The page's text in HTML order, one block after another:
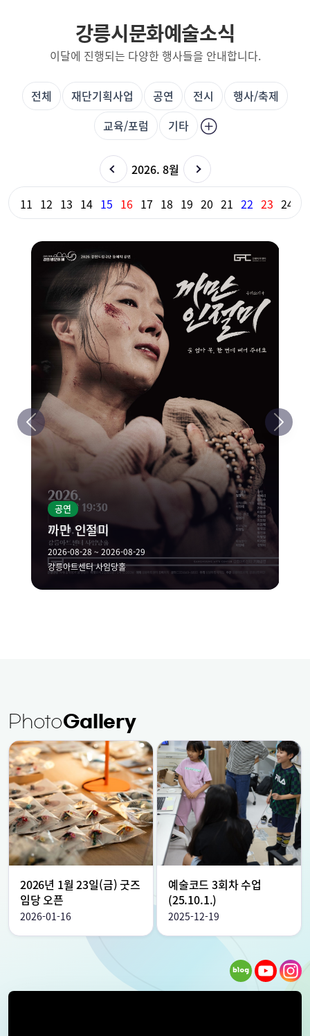
강릉시문화예술소식
이달에 진행되는 다양한 행사들을 안내합니다.
전체 재단기획사업 공연 전시
행사/축제
교육/포럼
기타
2026. 8월
10 11 12 13 14 15 16 17 18 19 20 21 22 23 24
공연
까만 인절미
2026-08-28 ~ 2026-08-29
강릉아트센터 사임당홀
PhotoGallery
2026년 1월 23일(금) 굿즈
임당 오픈
2026-01-16
예술코드 3회차 수업
(25.10.1.)
2025-12-19